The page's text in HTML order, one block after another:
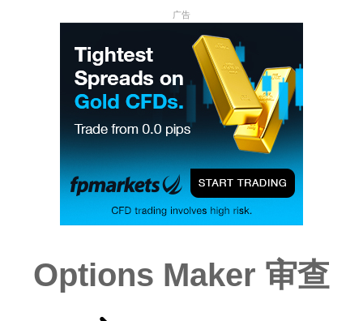
广告
Options Maker 审查